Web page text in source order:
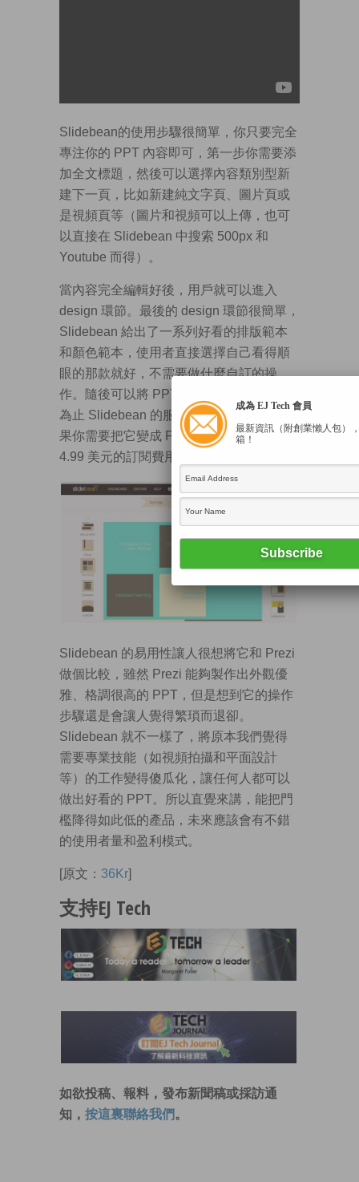
Slidebean的使用步驟很簡單，你只要完全
專注你的 PPT 內容即可，第一步你需要添
加全文標題，然後可以選擇內容類別型新
建下一頁，比如新建純文字頁、圖片頁或
是視頻頁等（圖片和視頻可以上傳，也可
以直接在 Slidebean 中搜索 500px 和
Youtube 而得）。
當內容完全編輯好後，用戶就可以進入
design 環節。最後的 design 環節很簡單，
Slidebean 給出了一系列好看的排版範本
和顏色範本，使用者直接選擇自己看得順
眼的那款就好，不需要做什麼自訂的操
作。隨後可以將 PPT 轉到雲端，到這一步
為止 Slidebean 的服務都是免費的，但如
果你需要把它變成 PDF，則需要支付每月
4.99 美元的訂閱費用。
Slidebean 的易用性讓人很想將它和 Prezi
做個比較，雖然 Prezi 能夠製作出外觀優
雅、格調很高的 PPT，但是想到它的操作
步驟還是會讓人覺得繁瑣而退卻。
Slidebean 就不一樣了，將原本我們覺得
需要專業技能（如視頻拍攝和平面設計
等）的工作變得傻瓜化，讓任何人都可以
做出好看的 PPT。所以直覺來講，能把門
檻降得如此低的產品，未來應該會有不錯
的使用者量和盈利模式。
[原文： 36Kr]
支持EJ Tech
如欲投稿、報料，發布新聞稿或採訪通
知， 按這裏聯絡我們 。
成為 EJ Tech 會員
最新資訊（附創業懶人包）
箱！